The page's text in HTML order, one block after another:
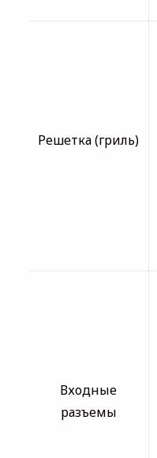
Решетка (гриль)
Входные
разъемы